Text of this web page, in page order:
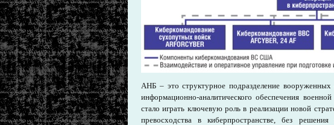
АНБ – это структурное подразделение
информационно-аналитического обеспечения
стало играть ключевую роль в реализации новой
превосходства в киберпространстве, без